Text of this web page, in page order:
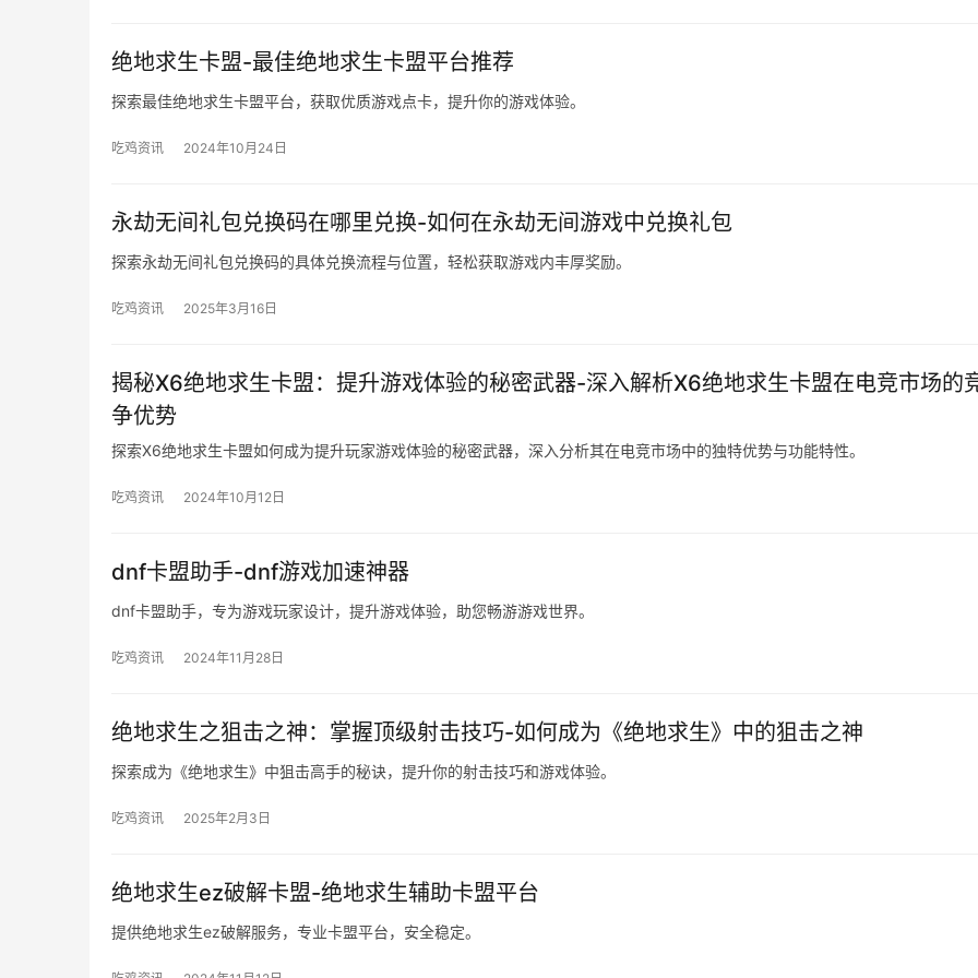
绝地求生卡盟-最佳绝地求生卡盟平台推荐
探索最佳绝地求生卡盟平台，获取优质游戏点卡，提升你的游戏体验。
吃鸡资讯 2024年10月24日
永劫无间礼包兑换码在哪里兑换-如何在永劫无间游戏中兑换礼包
探索永劫无间礼包兑换码的具体兑换流程与位置，轻松获取游戏内丰厚奖励。
吃鸡资讯 2025年3月16日
揭秘X6绝地求生卡盟：提升游戏体验的秘密武器-深入解析X6绝地求生卡盟在电竞市场的
争优势
探索X6绝地求生卡盟如何成为提升玩家游戏体验的秘密武器，深入分析其在电竞市场中的独特优势与功能特性。
吃鸡资讯 2024年10月12日
dnf卡盟助手-dnf游戏加速神器
dnf卡盟助手，专为游戏玩家设计，提升游戏体验，助您畅游游戏世界。
吃鸡资讯 2024年11月28日
绝地求生之狙击之神：掌握顶级射击技巧-如何成为《绝地求生》中的狙击之神
探索成为《绝地求生》中狙击高手的秘诀，提升你的射击技巧和游戏体验。
吃鸡资讯 2025年2月3日
绝地求生ez破解卡盟-绝地求生辅助卡盟平台
提供绝地求生ez破解服务，专业卡盟平台，安全稳定。